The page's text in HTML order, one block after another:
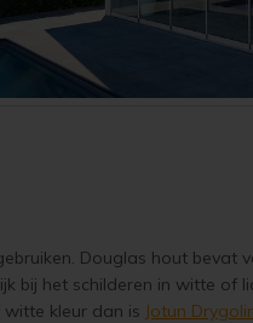
Douglas hout bevat
bij het schilderen in witte of
kleur dan is Jotun